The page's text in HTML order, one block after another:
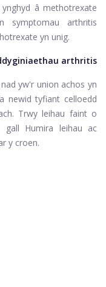
â methotrexate
symptomau arthritis
yn unig.
arthritis
nad yw'r union achos yn
newid tyfiant celloedd
Trwy leihau faint o
gall Humira leihau ac
y croen.